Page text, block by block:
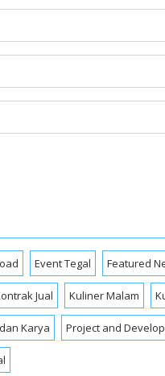
Event Tegal Featured
Jual Kuliner Malam
Karya Project and